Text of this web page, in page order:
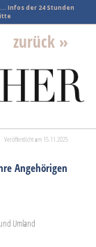
Infos der 24 Stunden
zurück »
Veröffentlicht am 15.11.2025
Angehörigen
Umland